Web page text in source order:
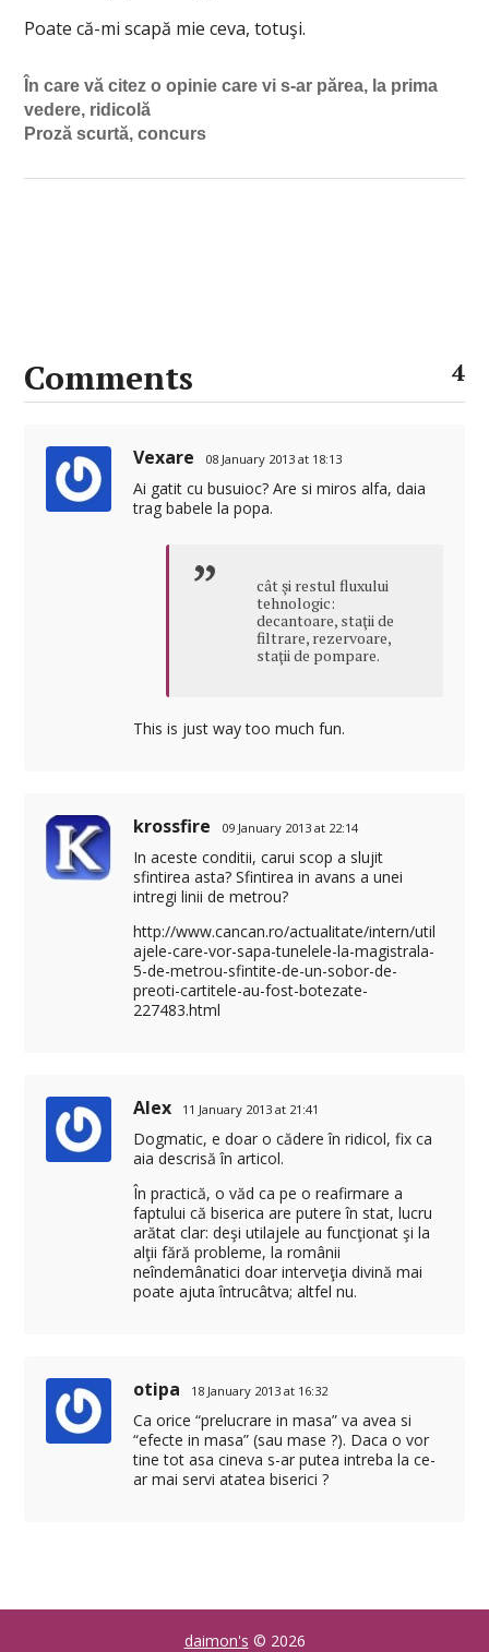
Poate că-mi scapă mie ceva, totuşi.
În care vă citez o opinie care vi s-ar părea, la prima
vedere, ridicolă
Proză scurtă, concurs
Comments 4
Vexare 08 January 2013 at 18:13
Ai gatit cu busuioc? Are si miros alfa, daia
trag babele la popa.
cât şi restul fluxului
tehnologic:
decantoare, staţii de
filtrare, rezervoare,
staţii de pompare.
This is just way too much fun.
krossfire 09 January 2013 at 22:14
In aceste conditii, carui scop a slujit
sfintirea asta? Sfintirea in avans a unei
intregi linii de metrou?
http://www.cancan.ro/actualitate/intern/util
ajele-care-vor-sapa-tunelele-la-magistrala-
5-de-metrou-sfintite-de-un-sobor-de-
preoti-cartitele-au-fost-botezate-
227483.html
Alex 11 January 2013 at 21:41
Dogmatic, e doar o cădere în ridicol, fix ca
aia descrisă în articol.
În practică, o văd ca pe o reafirmare a
faptului că biserica are putere în stat, lucru
arătat clar: deşi utilajele au funcţionat şi la
alţii fără probleme, la românii
neîndemânatici doar interveţia divină mai
poate ajuta întrucâtva; altfel nu.
otipa 18 January 2013 at 16:32
Ca orice “prelucrare in masa” va avea si
“efecte in masa” (sau mase ?). Daca o vor
tine tot asa cineva s-ar putea intreba la ce-
ar mai servi atatea biserici ?
daimon's © 2026